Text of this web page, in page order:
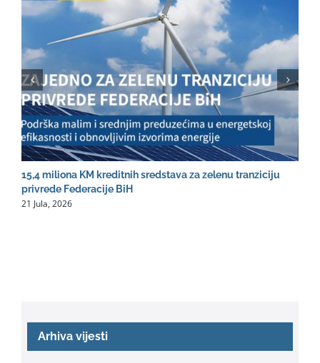
15,4 miliona KM kreditnih sredstava za zelenu tranziciju
privrede Federacije BiH
21 Jula, 2026
Arhiva vijesti